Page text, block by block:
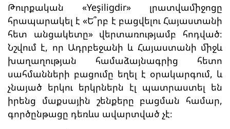
Թուրքական «Yeşiligdir» լրատվամիջոցը
հրապարակել է «Ե՞րբ է բացվելու Հայաստանի
հետ անցակետը» վերտառությամբ հոդված։
Նշվում է, որ Ադրբեջանի և Հայաստանի միջև
խաղաղության համաձայնագրից հետո
սահմանների բացումը եղել է օրակարգում, և
չնայած երկու երկրներն էլ պատրաստել են
իրենց մաքսային շենքերը բացման համար,
գործընթացը դեռևս ավարտված չէ։